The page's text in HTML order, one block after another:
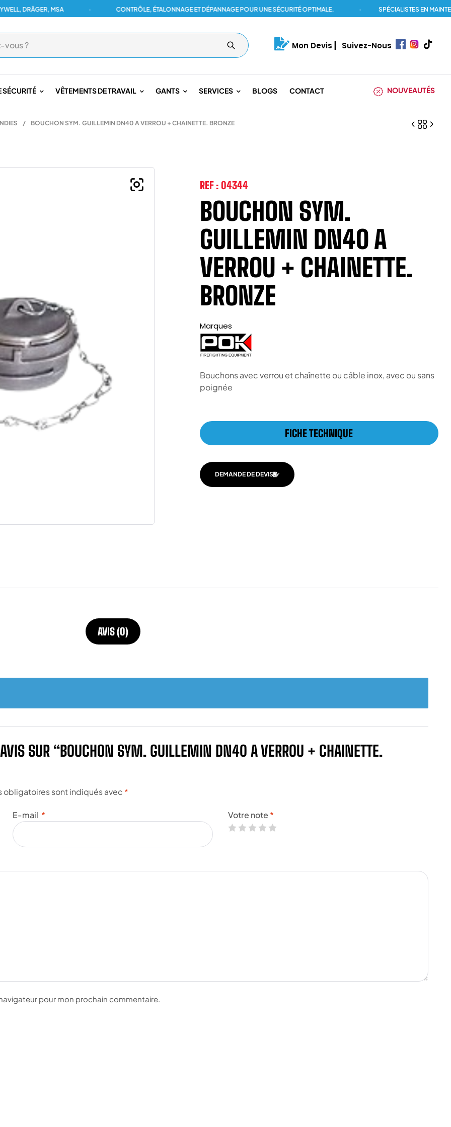
DRÄGER, MSA CONTRÔLE, ÉTALONNAGE ET DÉPANNAGE POUR UNE SÉCURITÉ OPTIMALE. SPÉCIALISTES EN
Mon Devis Suivez-Nous
SÉCURITÉ VÊTEMENTS DE TRAVAIL GANTS SERVICES BLOGS CONTACT NOUVEAUTÉS
/ BOUCHON SYM. GUILLEMIN DN40 A VERROU + CHAINETTE. BRONZE
REF : 04344
BOUCHON SYM.
GUILLEMIN DN40 A
VERROU + CHAINETTE.
BRONZE
Marques
Bouchons avec verrou et chaînette ou câble inox, avec ou sans
poignée
FICHE TECHNIQUE
DEMANDE DE DEVIS
AVIS (0)
SUR “BOUCHON SYM. GUILLEMIN DN40 A VERROU + CHAINETTE.
obligatoires sont indiqués avec *
Votre note *
E-mail *
pour mon prochain commentaire.